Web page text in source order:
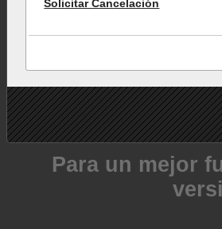
Solicitar Cancelación
Para un mejor